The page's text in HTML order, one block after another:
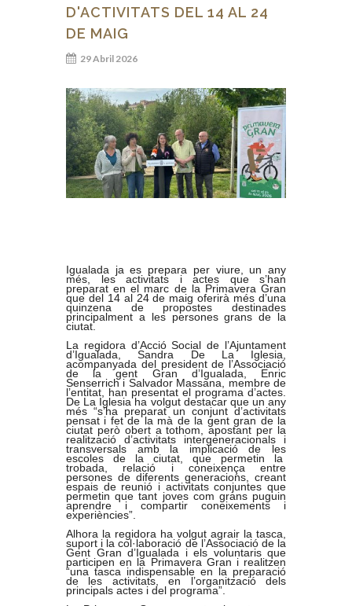
D'ACTIVITATS DEL 14 AL 24
DE MAIG
29 Abril 2026
Igualada ja es prepara per viure, un any
més, les activitats i actes que s’han
preparat en el marc de la Primavera Gran
que del 14 al 24 de maig oferirà més d’una
quinzena de propostes destinades
principalment a les persones grans de la
ciutat.
La regidora d’Acció Social de l’Ajuntament
d’Igualada, Sandra De La Iglesia,
acompanyada del president de l’Associació
de la gent Gran d’Igualada, Enric
Senserrich i Salvador Massana, membre de
l’entitat, han presentat el programa d’actes.
De La Iglesia ha volgut destacar que un any
més “s’ha preparat un conjunt d’activitats
pensat i fet de la mà de la gent gran de la
ciutat però obert a tothom, apostant per la
realització d’activitats intergeneracionals i
transversals amb la implicació de les
escoles de la ciutat, que permetin la
trobada, relació i coneixença entre
persones de diferents generacions, creant
espais de reunió i activitats conjuntes que
permetin que tant joves com grans puguin
aprendre i compartir coneixements i
experiències”.
Alhora la regidora ha volgut agrair la tasca,
suport i la col·laboració de l’Associació de la
Gent Gran d’Igualada i els voluntaris que
participen en la Primavera Gran i realitzen
“una tasca indispensable en la preparació
de les activitats, en l’organització dels
principals actes i del programa”.